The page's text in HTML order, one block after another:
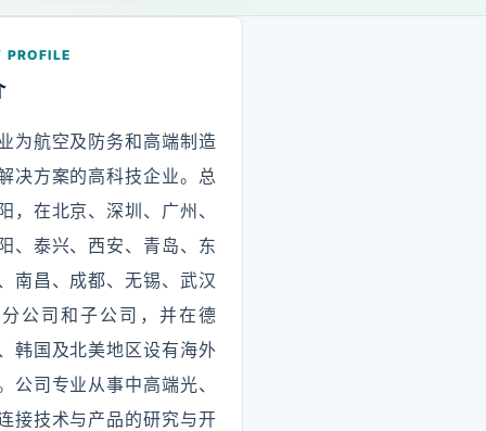
PROFILE
为航空及防务和高端制造
决方案的高科技企业。总
，在北京、深圳、广州、
、泰兴、西安、青岛、东
南昌、成都、无锡、武汉
公司和子公司，并在德
韩国及北美地区设有海外
公司专业从事中高端光、
接技术与产品的研究与开